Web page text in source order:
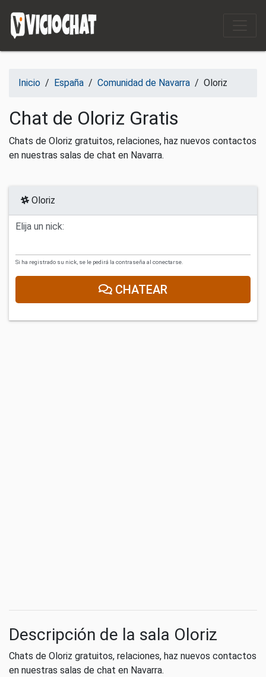
Inicio / España / Comunidad de Navarra / Oloriz
Chat de Oloriz Gratis
Chats de Oloriz gratuitos, relaciones, haz nuevos contactos
en nuestras salas de chat en Navarra.
Oloriz
Elija un nick:
Si ha registrado su nick, se le pedirá la contraseña al conectarse.
CHATEAR
Descripción de la sala Oloriz
Chats de Oloriz gratuitos, relaciones, haz nuevos contactos
en nuestras salas de chat en Navarra.